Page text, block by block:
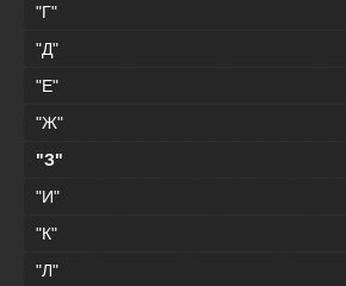
"Г"
"Д"
"Е"
"Ж"
"З"
"И"
"К"
"Л"